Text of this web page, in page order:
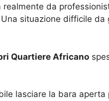
da
situazione difficile da
Quartiere Africano
lasciare la bara aperta